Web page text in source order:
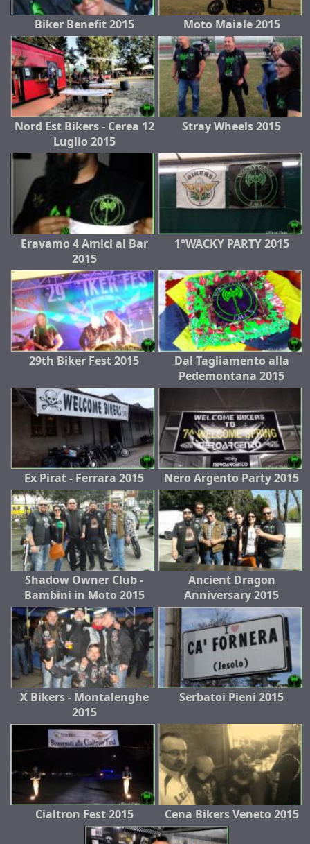
Biker Benefit 2015 Moto Maiale 2015
Nord Est Bikers - Cerea 12
Luglio 2015
Stray Wheels 2015
Eravamo 4 Amici al Bar
2015
1°WACKY PARTY 2015
29th Biker Fest 2015
Dal Tagliamento alla
Pedemontana 2015
Ex Pirat - Ferrara 2015 Nero Argento Party 2015
Shadow Owner Club -
Bambini in Moto 2015
Ancient Dragon
Anniversary 2015
X Bikers - Montalenghe
2015
Serbatoi Pieni 2015
Cialtron Fest 2015 Cena Bikers Veneto 2015